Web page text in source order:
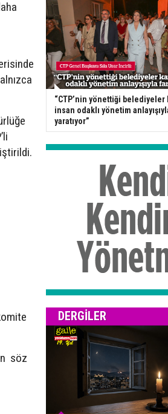
söz
“CTP’nin yönettiği belediyeler
insan odaklı yönetim
yaratıyor”
DERGILER